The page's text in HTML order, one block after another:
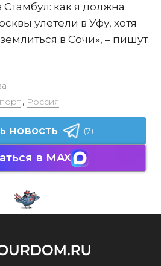
Стамбул: как я должна
улетели в Уфу, хотя
в Сочи», – пишут
, Россия
новость (7)
в MAX